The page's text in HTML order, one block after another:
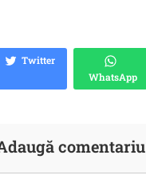
Twitter
WhatsApp
comentariu